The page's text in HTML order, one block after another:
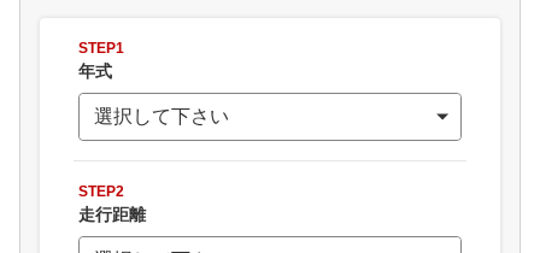
STEP1
年式
STEP2
走行距離